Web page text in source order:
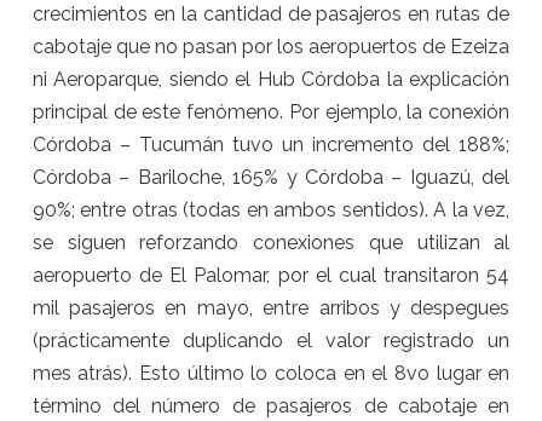
crecimientos en la cantidad de pasajeros en rutas de
cabotaje que no pasan por los aeropuertos de Ezeiza
ni Aeroparque, siendo el Hub Córdoba la explicación
principal de este fenómeno. Por ejemplo, la conexión
Córdoba – Tucumán tuvo un incremento del 188%;
Córdoba – Bariloche, 165% y Córdoba – Iguazú, del
90%; entre otras (todas en ambos sentidos). A la vez,
se siguen reforzando conexiones que utilizan al
aeropuerto de El Palomar, por el cual transitaron 54
mil pasajeros en mayo, entre arribos y despegues
(prácticamente duplicando el valor registrado un
mes atrás). Esto último lo coloca en el 8vo lugar en
término del número de pasajeros de cabotaje en